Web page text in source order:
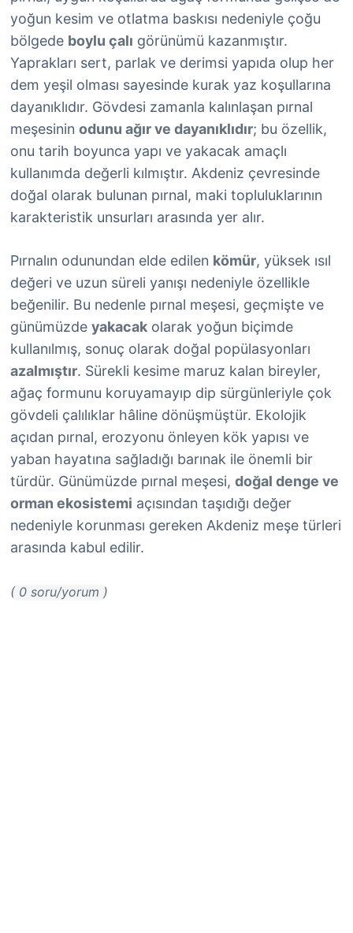
yoğun kesim ve otlatma baskısı nedeniyle çoğu
bölgede boylu çalı görünümü kazanmıştır.
Yaprakları sert, parlak ve derimsi yapıda olup her
dem yeşil olması sayesinde kurak yaz koşullarına
dayanıklıdır. Gövdesi zamanla kalınlaşan pırnal
meşesinin odunu ağır ve dayanıklıdır; bu özellik,
onu tarih boyunca yapı ve yakacak amaçlı
kullanımda değerli kılmıştır. Akdeniz çevresinde
doğal olarak bulunan pırnal, maki topluluklarının
karakteristik unsurları arasında yer alır.
Pırnalın odunundan elde edilen kömür, yüksek ısıl
değeri ve uzun süreli yanışı nedeniyle özellikle
beğenilir. Bu nedenle pırnal meşesi, geçmişte ve
günümüzde yakacak olarak yoğun biçimde
kullanılmış, sonuç olarak doğal popülasyonları
azalmıştır. Sürekli kesime maruz kalan bireyler,
ağaç formunu koruyamayıp dip sürgünleriyle çok
gövdeli çalılıklar hâline dönüşmüştür. Ekolojik
açıdan pırnal, erozyonu önleyen kök yapısı ve
yaban hayatına sağladığı barınak ile önemli bir
türdür. Günümüzde pırnal meşesi, doğal denge ve
orman ekosistemi açısından taşıdığı değer
nedeniyle korunması gereken Akdeniz meşe türleri
arasında kabul edilir.
( 0 soru/yorum )